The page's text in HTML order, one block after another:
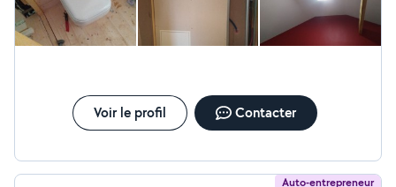
Voir le profil Contacter
Auto-entrepreneur